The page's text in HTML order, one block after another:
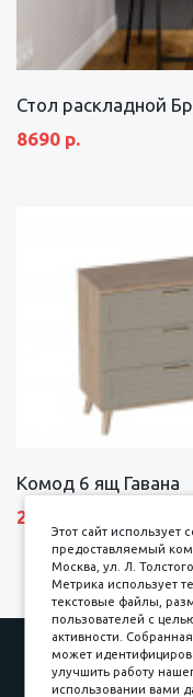
Стол раскладной
8690 р.
Комод 6 ящ Гавана
27690 р.
Наши работы
Доставка и
Этот сайт использует
предоставляемый
Москва, ул. Л.
Метрика использует
текстовые файлы,
пользователей с
активности.
может
улучшить работу
использовании вами